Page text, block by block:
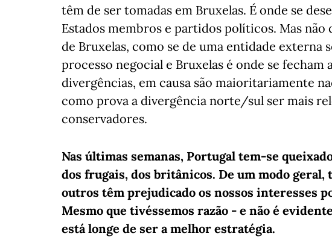
têm de ser tomadas em Bruxelas. É onde se
Estados membros e partidos políticos. Mas não
de Bruxelas, como se de uma entidade externa
processo negocial e Bruxelas é onde se fecham
divergências, em causa são maioritariamente
como prova a divergência norte/sul ser mais
conservadores.
Nas últimas semanas, Portugal tem-se
dos frugais, dos britânicos. De um modo geral,
outros têm prejudicado os nossos interesses
Mesmo que tivéssemos razão - e não é
está longe de ser a melhor estratégia.